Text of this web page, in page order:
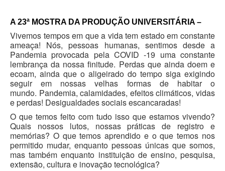
A 23ª MOSTRA DA PRODUÇÃO UNIVERSITÁRIA –
Vivemos tempos em que a vida tem estado em constante
ameaça! Nós, pessoas humanas, sentimos desde a
Pandemia provocada pela COVID -19 uma constante
lembrança da nossa finitude. Perdas que ainda doem e
ecoam, ainda que o aligeirado do tempo siga exigindo
seguir em nossas velhas formas de habitar o
mundo. Pandemia, calamidades, efeitos climáticos, vidas
e perdas! Desigualdades sociais escancaradas!
O que temos feito com tudo isso que estamos vivendo?
Quais nossos lutos, nossas práticas de registro e
memórias? O que temos aprendido e o que temos nos
permitido mudar, enquanto pessoas únicas que somos,
mas também enquanto instituição de ensino, pesquisa,
extensão, cultura e inovação tecnológica?